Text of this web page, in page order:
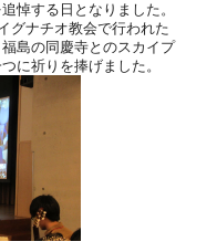
悼する日となりました。
グナチオ教会で行われた
島の同慶寺とのスカイプ
に祈りを捧げました。